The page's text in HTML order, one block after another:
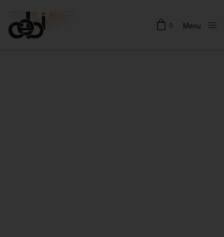
0 Menu